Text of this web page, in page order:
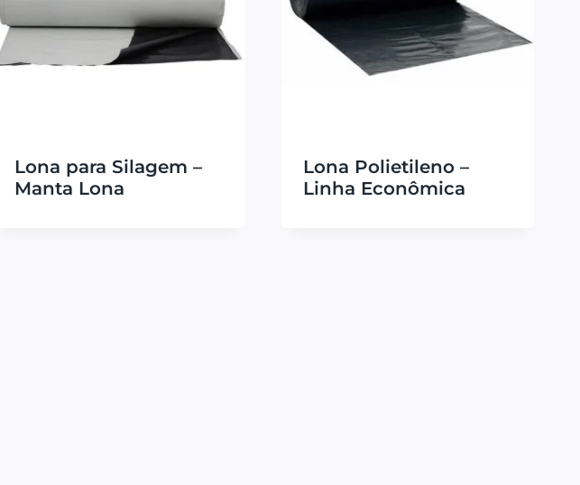
Lona para Silagem –
Manta Lona
Lona Polietileno –
Linha Econômica